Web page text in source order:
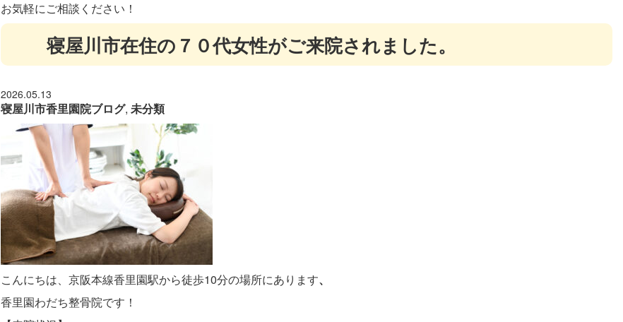
お気軽にご相談ください！
寝屋川市在住の７０代女性がご来院されました。
2026.05.13
寝屋川市香里園院ブログ, 未分類
こんにちは、京阪本線香里園駅から徒歩10分の場所にあります、
香里園わだち整骨院です！